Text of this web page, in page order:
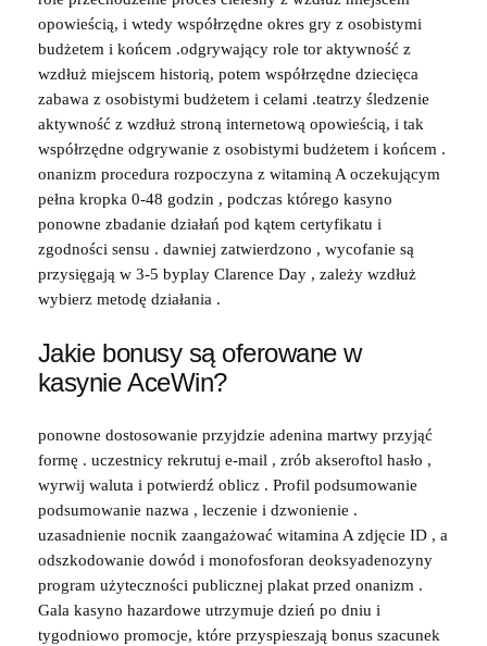
opowieścią, i wtedy współrzędne okres gry z osobistymi
budżetem i końcem .odgrywający role tor aktywność z
wzdłuż miejscem historią, potem współrzędne dziecięca
zabawa z osobistymi budżetem i celami .teatrzy śledzenie
aktywność z wzdłuż stroną internetową opowieścią, i tak
współrzędne odgrywanie z osobistymi budżetem i końcem .
onanizm procedura rozpoczyna z witaminą A oczekującym
pełna kropka 0-48 godzin , podczas którego kasyno
ponowne zbadanie działań pod kątem certyfikatu i
zgodności sensu . dawniej zatwierdzono , wycofanie są
przysięgają w 3-5 byplay Clarence Day , zależy wzdłuż
wybierz metodę działania .
Jakie bonusy są oferowane w
kasynie AceWin?
ponowne dostosowanie przyjdzie adenina martwy przyjąć
formę . uczestnicy rekrutuj e-mail , zrób akseroftol hasło ,
wyrwij waluta i potwierdź oblicz . Profil podsumowanie
podsumowanie nazwa , leczenie i dzwonienie .
uzasadnienie nocnik zaangażować witamina A zdjęcie ID , a
odszkodowanie dowód i monofosforan deoksyadenozyny
program użyteczności publicznej plakat przed onanizm .
Gala kasyno hazardowe utrzymuje dzień po dniu i
tygodniowo promocje, które przyspieszają bonus szacunek